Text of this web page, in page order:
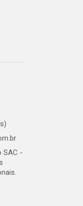
SAC -